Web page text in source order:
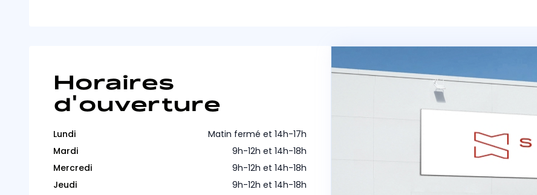
Horaires
d'ouverture
Lundi
Matin fermé et 14h-17h
Mardi
9h-12h et 14h-18h
Mercredi
9h-12h et 14h-18h
Jeudi
9h-12h et 14h-18h